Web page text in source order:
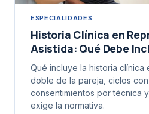
ESPECIALIDADES
Historia Clínica en
Asistida: Qué Debe
Qué incluye la historia clínica
doble de la pareja, ciclos con
consentimientos por técnica
exige la normativa.